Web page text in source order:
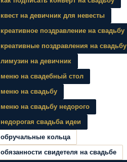
квест на девичник для невесты
креативное поздравление на свадьбу
креативные поздравления на свадьбу
лимузин на девичник
меню на свадебный стол
меню на свадьбу
меню на свадьбу недорого
недорогая свадьба идеи
обручальные кольца
обязанности свидетеля на свадьбе